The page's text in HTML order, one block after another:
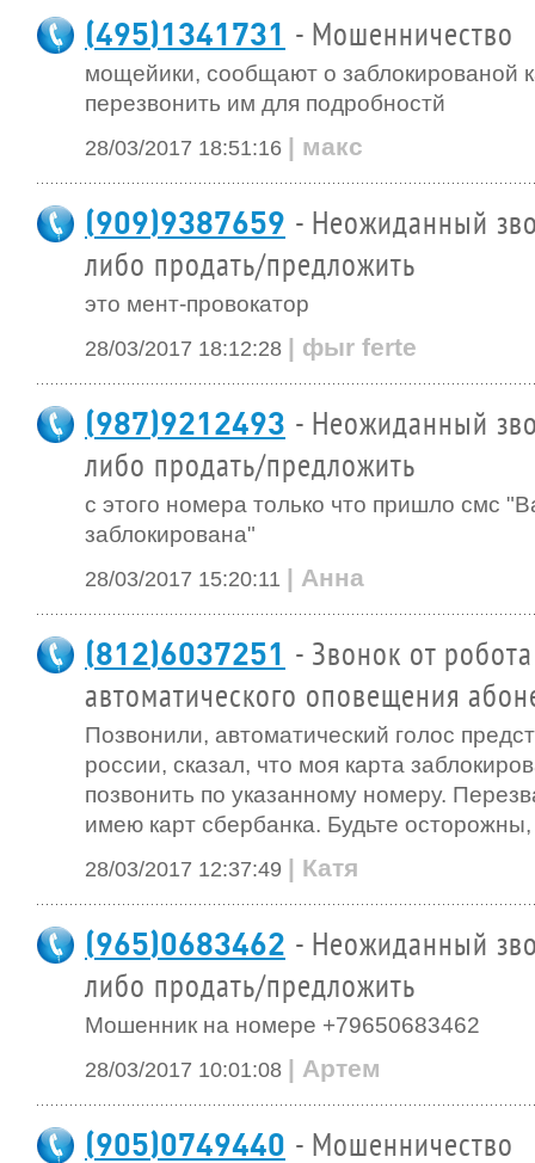
(495)1341731 - Мошенничество
мощейики, сообщают о заблокированой
перезвонить им для подробностй
28/03/2017 18:51:16 | макс
(909)9387659 - Неожиданный
либо продать/предложить
это мент-провокатор
28/03/2017 18:12:28 | фыr ferte
(987)9212493 - Неожиданный
либо продать/предложить
с этого номера только что пришло смс
заблокирована"
28/03/2017 15:20:11 | Анна
(812)6037251 - Звонок от
автоматического оповещения
Позвонили, автоматический голос
россии, сказал, что моя карта
позвонить по указанному номеру.
имею карт сбербанка. Будьте
28/03/2017 12:37:49 | Катя
(965)0683462 - Неожиданный
либо продать/предложить
Мошенник на номере +79650683462
28/03/2017 10:01:08 | Артем
(905)0749440 - Мошенничество